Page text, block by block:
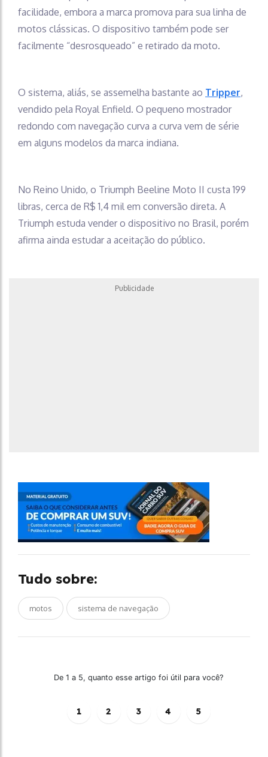
facilidade, embora a marca promova para sua linha de
motos clássicas. O dispositivo também pode ser
facilmente “desrosqueado” e retirado da moto.
O sistema, aliás, se assemelha bastante ao Tripper,
vendido pela Royal Enfield. O pequeno mostrador
redondo com navegação curva a curva vem de série
em alguns modelos da marca indiana.
No Reino Unido, o Triumph Beeline Moto II custa 199
libras, cerca de R$ 1,4 mil em conversão direta. A
Triumph estuda vender o dispositivo no Brasil, porém
afirma ainda estudar a aceitação do público.
Publicidade
Tudo sobre:
motos sistema de navegação
De 1 a 5, quanto esse artigo foi útil para você?
1 2 3 4 5